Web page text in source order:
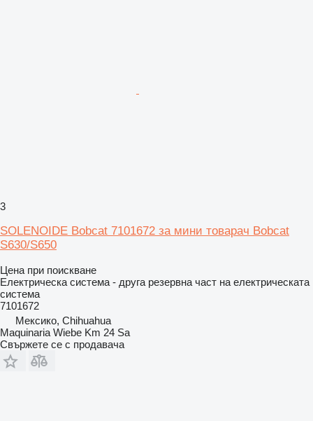
3
SOLENOIDE Bobcat 7101672 за мини товарач Bobcat
S630/S650
Цена при поискване
Електрическа система - друга резервна част на електрическата
система
7101672
Мексико, Chihuahua
Maquinaria Wiebe Km 24 Sa
Свържете се с продавача